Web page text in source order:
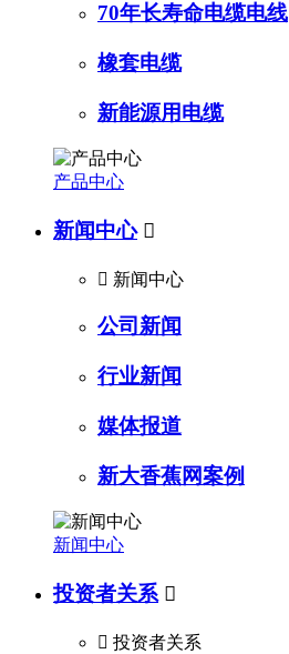
70年长寿命电缆电线
橡套电缆
新能源用电缆
产品中心
新闻中心 
 新闻中心
公司新闻
行业新闻
媒体报道
新大香蕉网案例
新闻中心
投资者关系 
 投资者关系